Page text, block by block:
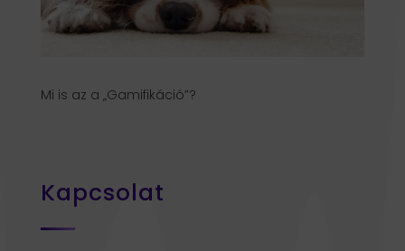
Mi is az a „Gamifikáció”?
Kapcsolat